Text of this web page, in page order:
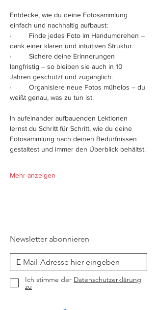
Entdecke, wie du deine Fotosammlung
einfach und nachhaltig aufbaust:
·         Finde jedes Foto im Handumdrehen –
dank einer klaren und intuitiven Struktur.
·         Sichere deine Erinnerungen
langfristig – so bleiben sie auch in 10
Jahren geschützt und zugänglich.
·         Organisiere neue Fotos mühelos – du
weißt genau, was zu tun ist.
In aufeinander aufbauenden Lektionen
lernst du Schritt für Schritt, wie du deine
Fotosammlung nach deinen Bedürfnissen
gestaltest und immer den Überblick behältst.
Mehr anzeigen
Newsletter abonnieren
Ich stimme der Datenschutzerklärung
zu